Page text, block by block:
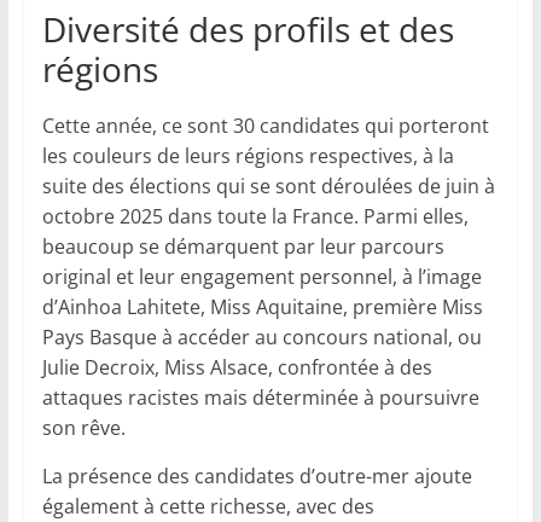
Diversité des profils et des
régions
Cette année, ce sont 30 candidates qui porteront
les couleurs de leurs régions respectives, à la
suite des élections qui se sont déroulées de juin à
octobre 2025 dans toute la France. Parmi elles,
beaucoup se démarquent par leur parcours
original et leur engagement personnel, à l’image
d’Ainhoa Lahitete, Miss Aquitaine, première Miss
Pays Basque à accéder au concours national, ou
Julie Decroix, Miss Alsace, confrontée à des
attaques racistes mais déterminée à poursuivre
son rêve.
La présence des candidates d’outre-mer ajoute
également à cette richesse, avec des